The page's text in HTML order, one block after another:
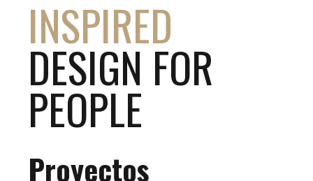
INSPIRED
DESIGN FOR
PEOPLE